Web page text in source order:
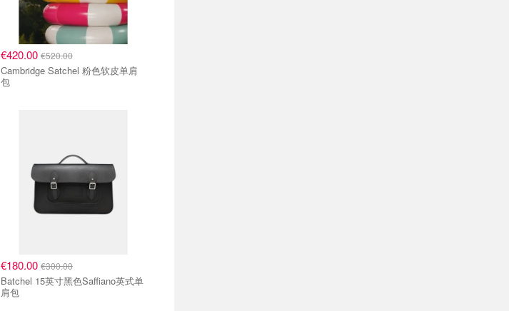
€420.00 €520.00
Cambridge Satchel 粉色软皮单肩
包
€180.00 €300.00
Batchel 15英寸黑色Saffiano英式单
肩包